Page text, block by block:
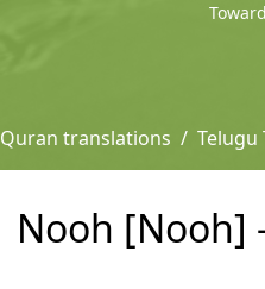
Quran translations
Nooh [Nooh]